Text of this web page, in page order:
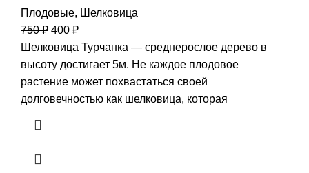
Плодовые, Шелковица
750₽ 400 ₽
Шелковица Турчанка — среднерослое дерево в
высоту достигает 5м. Не каждое плодовое
растение может похвастаться своей
долговечностью как шелковица, которая